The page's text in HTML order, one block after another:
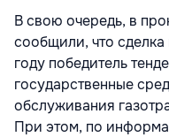
В свою очередь, в
сообщили, что сделка
году победитель
государственные
обслуживания
При этом, по